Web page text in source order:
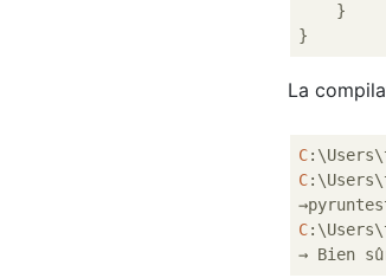
    }
La
C
C
C
→ Bien